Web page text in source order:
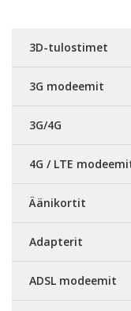
3D-tulostimet
3G modeemit
3G/4G
4G / LTE
Äänikortit
Adapterit
ADSL modeemit